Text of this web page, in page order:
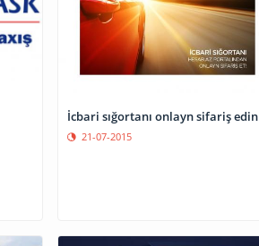
İcbari sığortanı onlayn sifariş edin
21-07-2015